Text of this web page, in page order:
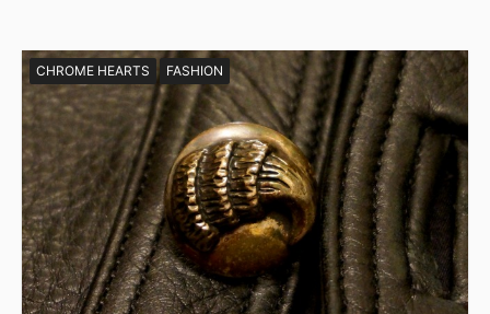
CHROME HEARTS FASHION